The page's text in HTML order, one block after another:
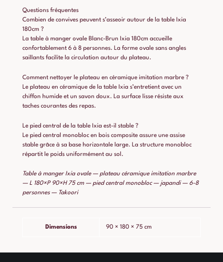
Questions fréquentes
Combien de convives peuvent s’asseoir autour de la table Ixia
180cm ?
La table à manger ovale Blanc-Brun Ixia 180cm accueille
confortablement 6 à 8 personnes. La forme ovale sans angles
saillants facilite la circulation autour du plateau.
Comment nettoyer le plateau en céramique imitation marbre ?
Le plateau en céramique de la table Ixia s’entretient avec un
chiffon humide et un savon doux. La surface lisse résiste aux
taches courantes des repas.
Le pied central de la table Ixia est-il stable ?
Le pied central monobloc en bois composite assure une assise
stable grâce à sa base horizontale large. La structure monobloc
répartit le poids uniformément au sol.
Table à manger Ixia ovale — plateau céramique imitation marbre
— L 180×P 90×H 75 cm — pied central monobloc — japandi — 6-8
personnes — Takoori
Dimensions 90 × 180 × 75 cm